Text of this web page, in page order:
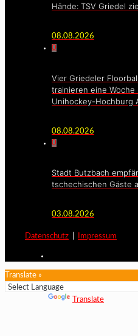
Hände: TSV Griedel
08.08.2026
0
Vier Griedeler
trainieren eine Woche
Unihockey-Hochburg
08.08.2026
0
Stadt Butzbach
tschechischen Gäste
03.08.2026
Datenschutz Impressum
Translate »
Translate